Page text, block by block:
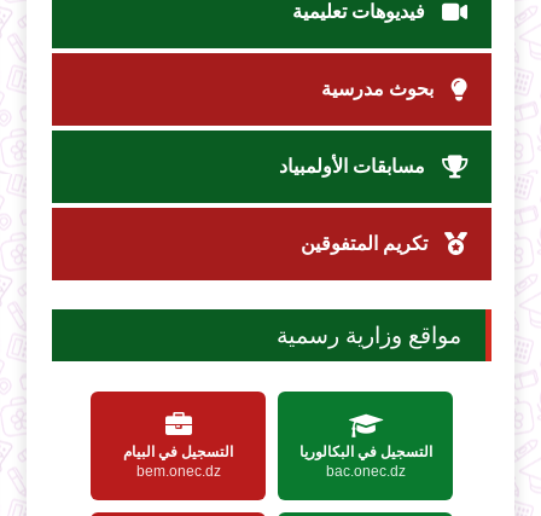
فيديوهات تعليمية
بحوث مدرسية
مسابقات الأولمبياد
تكريم المتفوقين
مواقع وزارية رسمية
التسجيل في البكالوريا
bac.onec.dz
التسجيل في البيام
bem.onec.dz